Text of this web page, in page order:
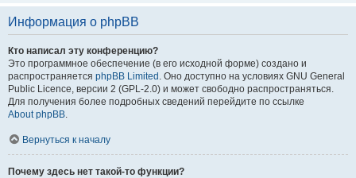
Информация о phpBB
Кто написал эту конференцию?
Это программное обеспечение (в его исходной форме) создано и
распространяется phpBB Limited . Оно доступно на условиях GNU General
Public Licence, версии 2 (GPL-2.0) и может свободно распространяться.
Для получения более подробных сведений перейдите по ссылке
About phpBB.
Вернуться к началу
Почему здесь нет такой-то функции?